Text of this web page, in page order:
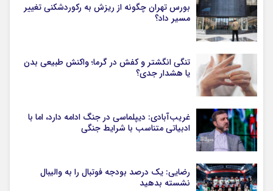
بورس تهران چگونه از ریزش به رکوردشکنی تغییر
مسیر داد؟
تنگی انگشتر و کفش در گرما؛ واکنش طبیعی بدن
یا هشدار جدی؟
غریب‌آبادی: دیپلماسی در جنگ ادامه دارد، اما با
ادبیاتی متناسب با شرایط جنگی
رضایی: یک درصد بودجه فوتبال را به والیبال
نشسته بدهید